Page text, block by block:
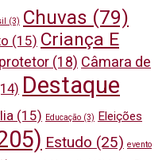
(3) Chuvas (79)
(15) Criança E
(18) Câmara de
Destaque
(15) Educação (3) Eleições
Estudo (25) evento